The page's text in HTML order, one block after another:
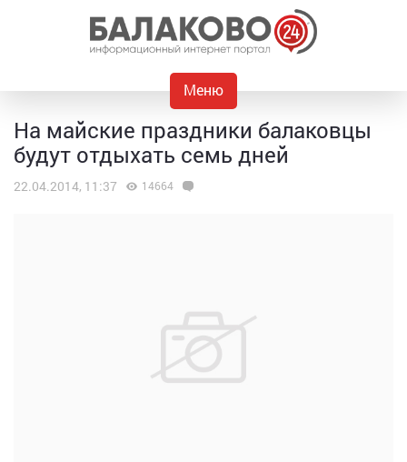
Меню
На майские праздники балаковцы
будут отдыхать семь дней
22.04.2014, 11:37 14664